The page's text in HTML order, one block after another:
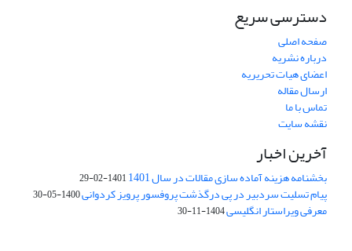
دسترسی سریع
صفحه اصلی
درباره نشریه
اعضای هیات تحریریه
ارسال مقاله
تماس با ما
نقشه سایت
آخرین اخبار
بخشنامه هزینه آماده سازی مقالات در سال 1401 1401-02-29
پیام تسلیت سردبیر در پی درگذشت پروفسور پرویز کردوانی1400-05-30
معرفی ویراستار انگلیسی1404-11-30